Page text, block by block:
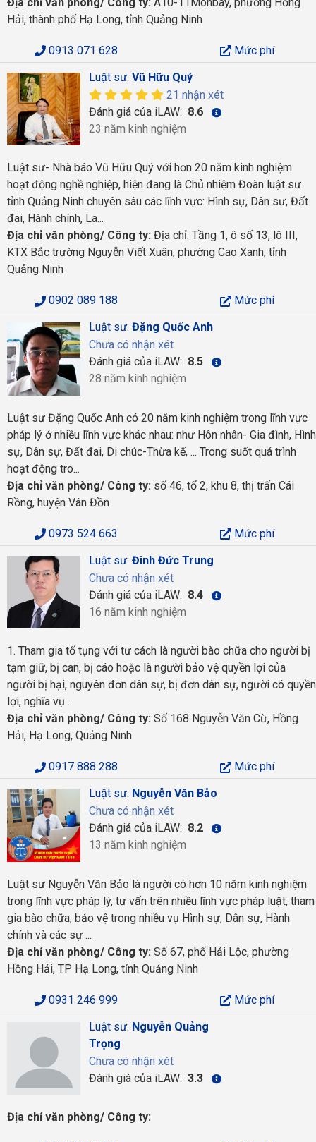
Hải, thành phố Hạ Long, tỉnh Quảng Ninh
0913 071 628
Mức phí
Luật sư: Vũ Hữu Quý
21 nhận xét
Đánh giá của iLAW: 8.6
23 năm kinh nghiệm
Luật sư- Nhà báo Vũ Hữu Quý với hơn 20 năm kinh nghiệm
hoạt động nghề nghiệp, hiện đang là Chủ nhiệm Đoàn luật sư
tỉnh Quảng Ninh chuyên sâu các lĩnh vực: Hình sự, Dân sư, Đất
đai, Hành chính, La...
Địa chỉ văn phòng/ Công ty: Địa chỉ: Tầng 1, ô số 13, lô III,
KTX Bắc trường Nguyễn Viết Xuân, phường Cao Xanh, tỉnh
Quảng Ninh
0902 089 188
Mức phí
Luật sư: Đặng Quốc Anh
Chưa có nhận xét
Đánh giá của iLAW: 8.5
28 năm kinh nghiệm
Luật sư Đặng Quốc Anh có 20 năm kinh nghiệm trong lĩnh vực
pháp lý ở nhiều lĩnh vực khác nhau: như Hôn nhân- Gia đình, Hình
sự, Dân sự, Đất đai, Di chúc-Thừa kế, ... Trong suốt quá trình
hoạt động tro...
Địa chỉ văn phòng/ Công ty: số 46, tổ 2, khu 8, thị trấn Cái
Rồng, huyện Vân Đồn
0973 524 663
Mức phí
Luật sư: Đinh Đức Trung
Chưa có nhận xét
Đánh giá của iLAW: 8.4
16 năm kinh nghiệm
1. Tham gia tố tụng với tư cách là người bào chữa cho người bị
tạm giữ, bị can, bị cáo hoặc là người bảo vệ quyền lợi của
người bị hại, nguyên đơn dân sự, bị đơn dân sự, người có quyền
lợi, nghĩa vụ ...
Địa chỉ văn phòng/ Công ty: Số 168 Nguyễn Văn Cừ, Hồng
Hải, Hạ Long, Quảng Ninh
0917 888 288
Mức phí
Luật sư: Nguyễn Văn Bảo
Chưa có nhận xét
Đánh giá của iLAW: 8.2
13 năm kinh nghiệm
Luật sư Nguyễn Văn Bảo là người có hơn 10 năm kinh nghiệm
trong lĩnh vực pháp lý, tư vấn trên nhiều lĩnh vực pháp luật, tham
gia bào chữa, bảo vệ trong nhiều vụ Hình sự, Dân sự, Hành
chính và các sự ...
Địa chỉ văn phòng/ Công ty: Số 67, phố Hải Lộc, phường
Hồng Hải, TP Hạ Long, tỉnh Quảng Ninh
0931 246 999
Mức phí
Luật sư: Nguyễn Quảng
Trọng
Chưa có nhận xét
Đánh giá của iLAW: 3.3
Địa chỉ văn phòng/ Công ty: